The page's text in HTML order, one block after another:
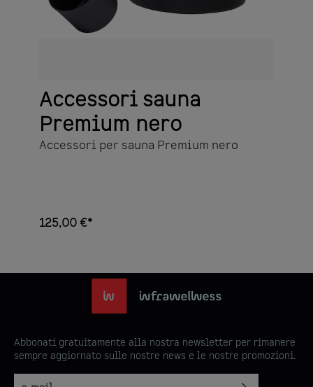
Accessori sauna
Premium nero
Accessori per sauna Premium nero
125,00 €*
Abbonati gratuitamente alla nostra newsletter per rimanere
sempre aggiornato sulle nostre news e le nostre promozioni.
Indirizzo e-mail*